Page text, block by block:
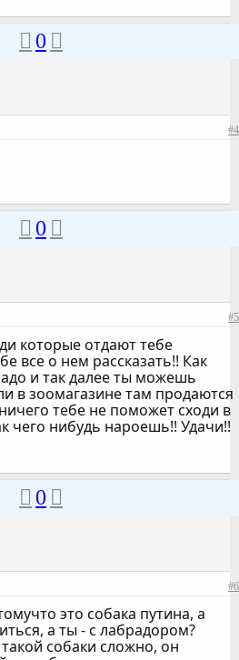
0
#4
0
#5
которые отдают тебе
все о нем рассказать!! Как
и так далее ты можешь
в зоомагазине там продаются
тебе не поможет сходи в
чего нибудь нароешь!! Удачи!!
0
#6
это собака путина, а
а ты - с лабрадором?
собаки сложно, он